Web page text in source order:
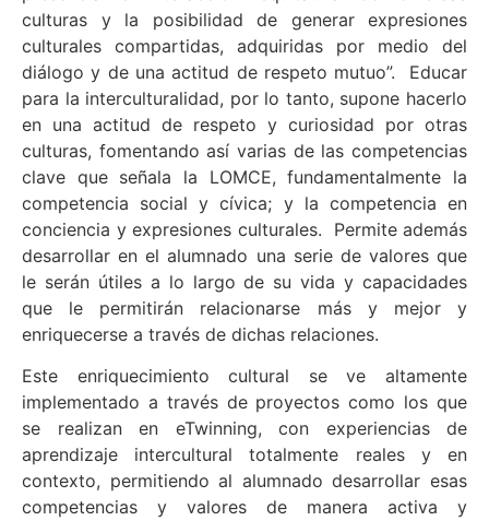
culturas y la posibilidad de generar expresiones
culturales compartidas, adquiridas por medio del
diálogo y de una actitud de respeto mutuo”. Educar
para la interculturalidad, por lo tanto, supone hacerlo
en una actitud de respeto y curiosidad por otras
culturas, fomentando así varias de las competencias
clave que señala la LOMCE, fundamentalmente la
competencia social y cívica; y la competencia en
conciencia y expresiones culturales. Permite además
desarrollar en el alumnado una serie de valores que
le serán útiles a lo largo de su vida y capacidades
que le permitirán relacionarse más y mejor y
enriquecerse a través de dichas relaciones.
Este enriquecimiento cultural se ve altamente
implementado a través de proyectos como los que
se realizan en eTwinning, con experiencias de
aprendizaje intercultural totalmente reales y en
contexto, permitiendo al alumnado desarrollar esas
competencias y valores de manera activa y